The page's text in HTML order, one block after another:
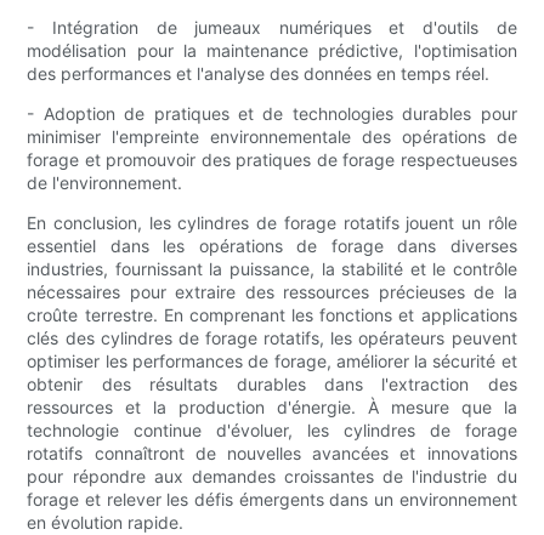
- Intégration de jumeaux numériques et d'outils de
modélisation pour la maintenance prédictive, l'optimisation
des performances et l'analyse des données en temps réel.
- Adoption de pratiques et de technologies durables pour
minimiser l'empreinte environnementale des opérations de
forage et promouvoir des pratiques de forage respectueuses
de l'environnement.
En conclusion, les cylindres de forage rotatifs jouent un rôle
essentiel dans les opérations de forage dans diverses
industries, fournissant la puissance, la stabilité et le contrôle
nécessaires pour extraire des ressources précieuses de la
croûte terrestre. En comprenant les fonctions et applications
clés des cylindres de forage rotatifs, les opérateurs peuvent
optimiser les performances de forage, améliorer la sécurité et
obtenir des résultats durables dans l'extraction des
ressources et la production d'énergie. À mesure que la
technologie continue d'évoluer, les cylindres de forage
rotatifs connaîtront de nouvelles avancées et innovations
pour répondre aux demandes croissantes de l'industrie du
forage et relever les défis émergents dans un environnement
en évolution rapide.